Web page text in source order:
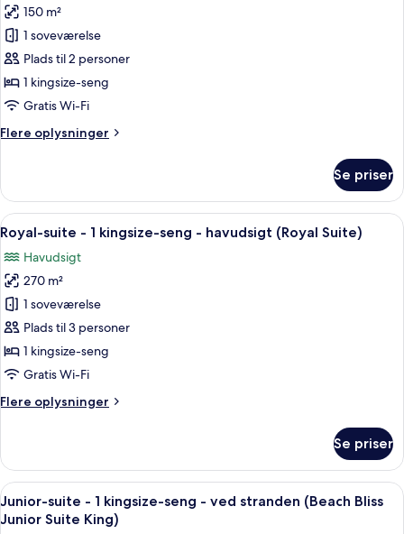
havudsigt
(Romantic
Allure)
af
Suite
-
1
kingsize-
(Plunge
150 m²
1 soveværelse
Plads til 2 personer
1 kingsize-seng
Gratis Wi-Fi
Flere oplysninger
Flere
-
kingsize-
seng
(Plunge
Pool
Hideaway)
Se priser
Indlæs
alle
billeder
af
Royal-
suite
-
1
seng
(Royal
Suite)
En rummelig stue med et stort
5
Royal-suite - 1 kingsize-seng - havudsigt (Royal Suite)
Havudsigt
270 m²
1 soveværelse
Plads til 3 personer
1 kingsize-seng
Gratis Wi-Fi
Flere oplysninger
Flere
suite
1
kingsize-
Se priser
Indlæs
alle
Et hotelværelse med en stor seng,
6
Junior-suite - 1 kingsize-seng - ved stranden (Beach Bliss
Junior Suite King)